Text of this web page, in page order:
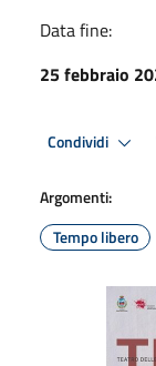
Data fine:
25 febbraio
Condividi
Argomenti:
Tempo libero